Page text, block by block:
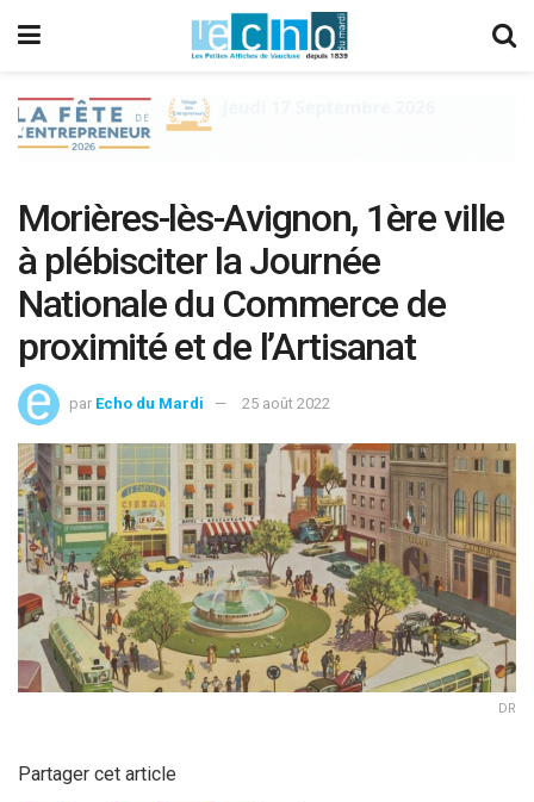
Morières-lès-Avignon, 1ère ville
à plébisciter la Journée
Nationale du Commerce de
proximité et de l’Artisanat
par Echo du Mardi 25 août 2022
DR
Partager cet article